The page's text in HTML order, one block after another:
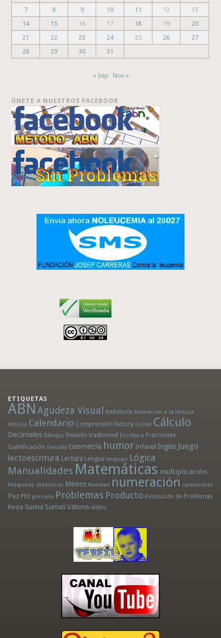
7
8 9 10 11 12
13
14
15 16 17 18 19
20
21
22 23 24 25 26
27
28
29 30 31
« Sep Nov »
ÚNETE A NUESTROS FACEBOOK
ETIQUETAS
ABN Agudeza Visual Andalucía Animación a la lectura
Artículo Calendario Comprensión lectora Contar Cálculo
Decimales Dibujos División tradicional Escritura Fracciones
Gamificación Genially Geometría humor Infantil Inglés Juego
lectoescritura Lectura Lengua lenguaje Lógica
Manualidades Matemáticas multiplicación
Máquinas didácticas México Navidad numeración operaciones
Paz PDI primaria Problemas Producto Resolución de Problemas
Resta Suma Sumas Valores vídeo